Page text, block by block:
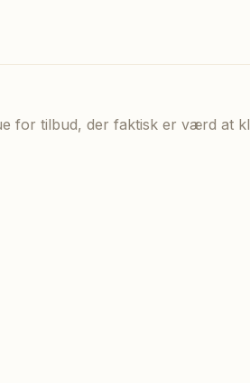
for tilbud, der faktisk er værd at